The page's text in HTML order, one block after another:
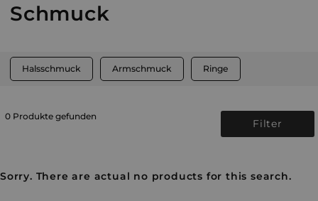
Schmuck
Halsschmuck Armschmuck Ringe
0 Produkte gefunden
Filter
Sorry. There are actual no products for this search.